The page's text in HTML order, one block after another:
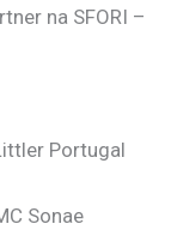
na SFORI –
Portugal
Sonae